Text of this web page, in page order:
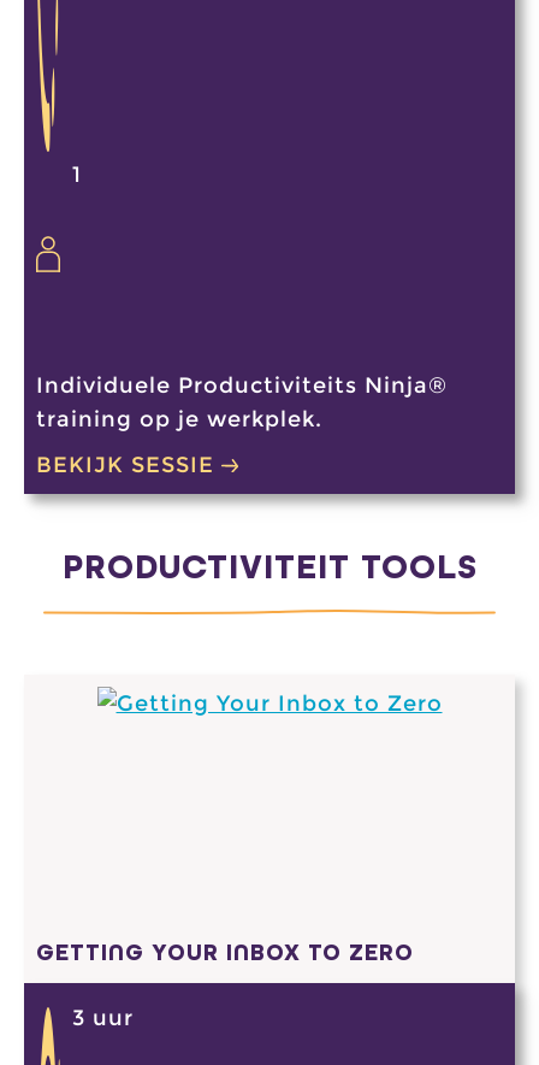
1
Individuele Productiviteits Ninja®
training op je werkplek.
BEKIJK SESSIE
PRODUCTIVITEIT TOOLS
GETTING YOUR INBOX TO ZERO
3 uur